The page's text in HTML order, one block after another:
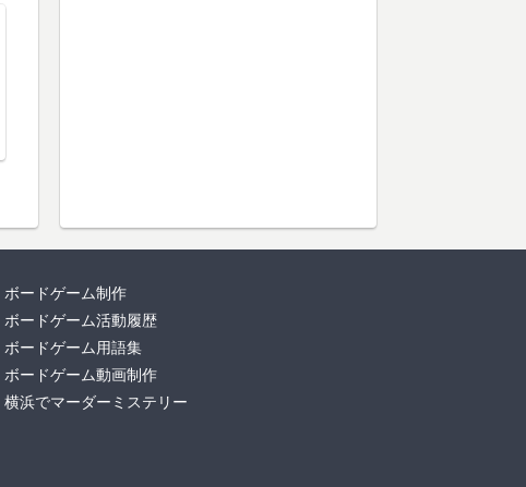
ボードゲーム制作
ボードゲーム活動履歴
ボードゲーム用語集
ボードゲーム動画制作
横浜でマーダーミステリー